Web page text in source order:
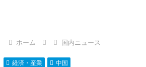
ホーム 国内ニュース
経済・産業 中国